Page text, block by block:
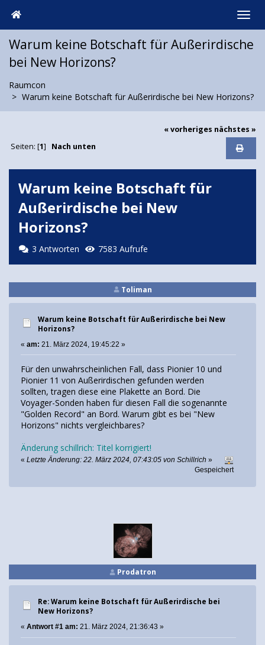
Warum keine Botschaft für Außerirdische
bei New Horizons?
Raumcon
Warum keine Botschaft für Außerirdische bei New Horizons?
« vorheriges nächstes »
Seiten: [1] Nach unten
Warum keine Botschaft für
Außerirdische bei New
Horizons?
3 Antworten 7583 Aufrufe
Toliman
Warum keine Botschaft für Außerirdische bei New
Horizons?
« am: 21. März 2024, 19:45:22 »
Für den unwahrscheinlichen Fall, dass Pionier 10 und
Pionier 11 von Außerirdischen gefunden werden
sollten, tragen diese eine Plakette an Bord. Die
Voyager-Sonden haben für diesen Fall die sogenannte
"Golden Record" an Bord. Warum gibt es bei "New
Horizons" nichts vergleichbares?
Änderung schillrich: Titel korrigiert!
« Letzte Änderung: 22. März 2024, 07:43:05 von Schillrich »
Gespeichert
Prodatron
Re: Warum keine Botschaft für Außerirdische bei
New Horizons?
« Antwort #1 am: 21. März 2024, 21:36:43 »